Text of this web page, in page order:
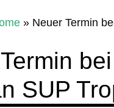
» Neuer Termin
SUP